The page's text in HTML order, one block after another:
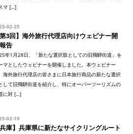
マ […]
02-25
第3回】海外旅行代理店向けウェビナー開
告
年1月28日、「新たな選択肢としての旧飛騨街道」を
マとしたウェビナーを開催しました。本ウェビナー
海外旅行代理店の皆さまに日本旅行商品の新たな選択
して旧飛騨街道を紹介し、特にオーバーツーリズムの
に対 […]
02-19
兵庫】兵庫県に新たなサイクリングルート